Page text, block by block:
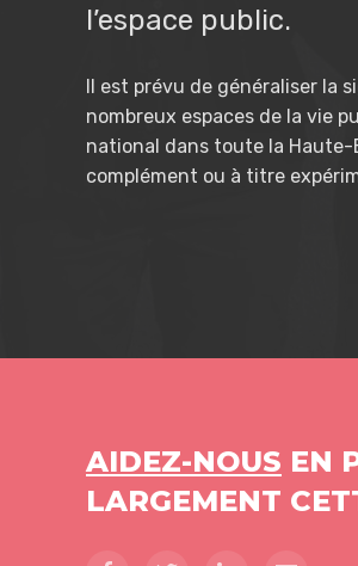
l’espace public.
Il est prévu de généraliser la
nombreux espaces de la vie
national dans toute la Haute-
complément ou à titre
AIDEZ-NOUS EN
LARGEMENT